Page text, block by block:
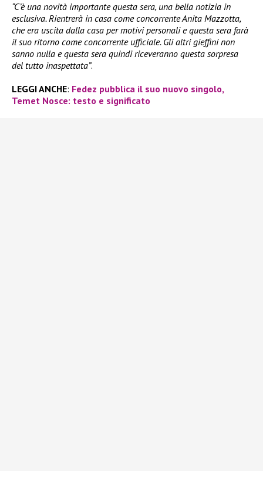
“C’è una novità importante questa sera, una bella notizia in
esclusiva. Rientrerà in casa come concorrente Anita Mazzotta,
che era uscita dalla casa per motivi personali e questa sera farà
il suo ritorno come concorrente ufficiale. Gli altri gieffini non
sanno nulla e questa sera quindi riceveranno questa sorpresa
del tutto inaspettata”.
LEGGI ANCHE: Fedez pubblica il suo nuovo singolo,
Temet Nosce: testo e significato